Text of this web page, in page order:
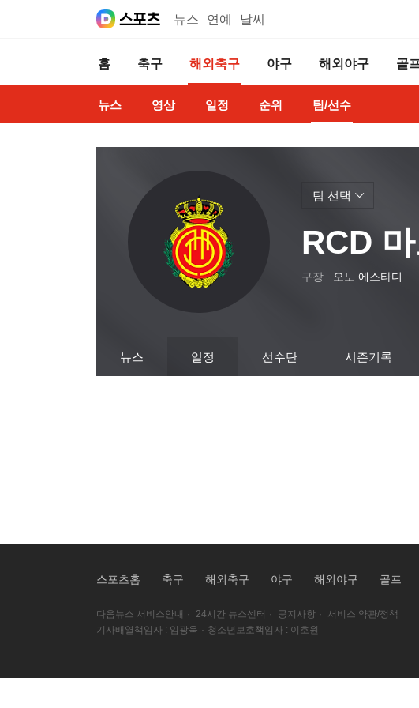
뉴스 연예 날씨
홈 축구 해외축구 야구 해외야구 골
뉴스 영상 일정 순위 팀/선수
RCD
구장 오노 에스타디
팀 선택
뉴스 일정 선수단 시즌기록
스포츠홈 축구 해외축구 야구 해외야구 골프
다음뉴스 서비스안내 · 24시간 뉴스센터 · 공지사항 ·
서비스 약관/정책
기사배열책임자 : 임광욱 · 청소년보호책임자 : 이호원